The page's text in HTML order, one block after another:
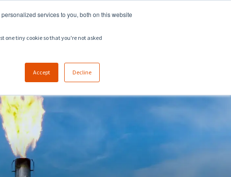
services to you, both on this website
one tiny cookie so that you're not asked
Accept Decline
CARRERA